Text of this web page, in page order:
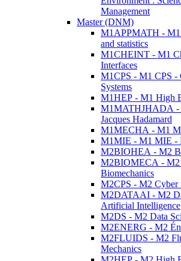
Management
Master (DNM)
M1APPMATH - M1
and statistics
M1CHEINT - M1
Interfaces
M1CPS - M1 CPS -
Systems
M1HEP - M1 High
M1MATHJHADA -
Jacques Hadamard
M1MECHA - M1
M1MIE - M1 MIE -
M2BIOHEA - M2
M2BIOMECA - M2
Biomechanics
M2CPS - M2 Cyber
M2DATAAI - M2
Artificial Intelligence
M2DS - M2 Data
M2ENERG - M2
M2FLUIDS - M2
Mechanics